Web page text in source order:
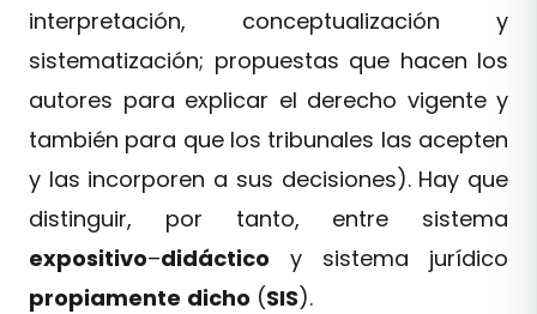
interpretación, conceptualización y
sistematización; propuestas que hacen los
autores para explicar el derecho vigente y
también para que los tribunales las acepten
y las incorporen a sus decisiones). Hay que
distinguir, por tanto, entre sistema
expositivo–didáctico y sistema jurídico
propiamente dicho (SIS).